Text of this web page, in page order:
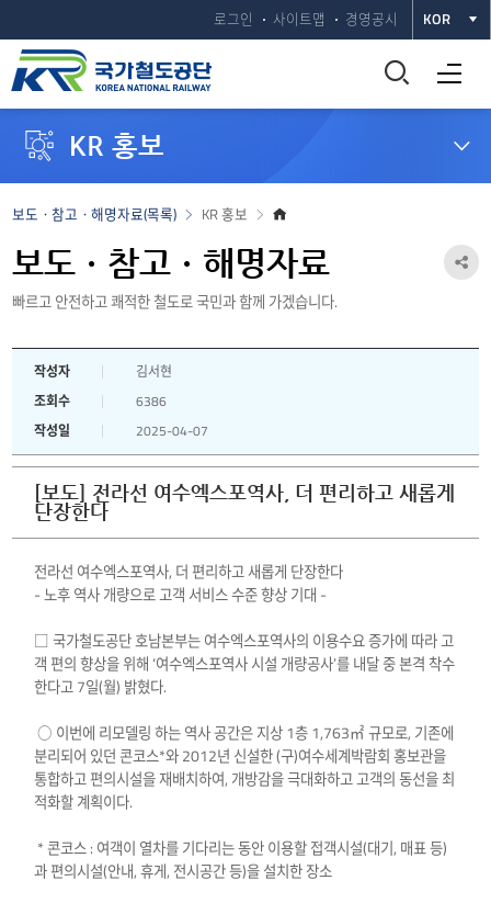
로그인 사이트맵 경영공시 KOR
통
합
기
전체메뉴 열기
KR 홍보
로
KR 홍보
보도ㆍ참고ㆍ해명자료(목록)
보도ㆍ참고ㆍ해명자료
빠르고 안전하고 쾌적한 철도로 국민과 함께 가겠습니다.
공
작성자
김서현
조회수
6386
작성일
2025-04-07
[보도] 전라선 여수엑스포역사, 더 편리하고 새롭게
단장한다
전라선 여수엑스포역사, 더 편리하고 새롭게 단장한다
- 노후 역사 개량으로 고객 서비스 수준 향상 기대 -
□ 국가철도공단 호남본부는 여수엑스포역사의 이용수요 증가에 따라 고
객 편의 향상을 위해 ‘여수엑스포역사 시설 개량공사’를 내달 중 본격 착수
한다고 7일(월) 밝혔다.
○ 이번에 리모델링 하는 역사 공간은 지상 1층 1,763㎡ 규모로, 기존에
분리되어 있던 콘코스*와 2012년 신설한 (구)여수세계박람회 홍보관을
통합하고 편의시설을 재배치하여, 개방감을 극대화하고 고객의 동선을 최
적화할 계획이다.
* 콘코스 : 여객이 열차를 기다리는 동안 이용할 접객시설(대기, 매표 등)
과 편의시설(안내, 휴게, 전시공간 등)을 설치한 장소